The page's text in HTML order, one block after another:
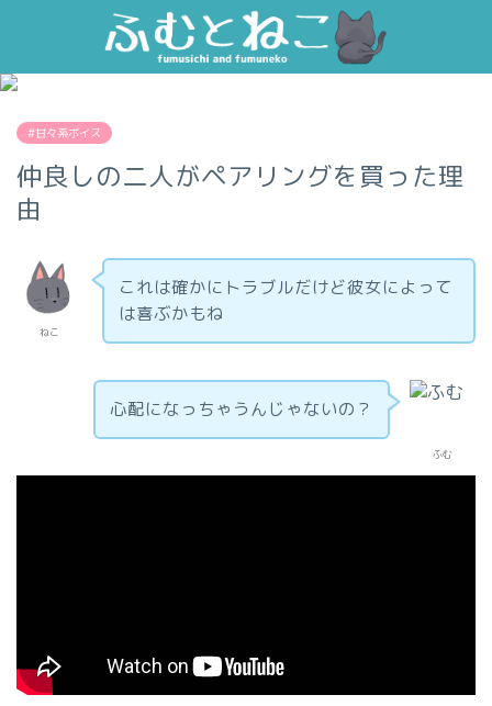
#甘々系ボイス
仲良しの二人がペアリングを買った理
由
ねこ
これは確かにトラブルだけど彼女によって
は喜ぶかもね
ふむ
心配になっちゃうんじゃないの？